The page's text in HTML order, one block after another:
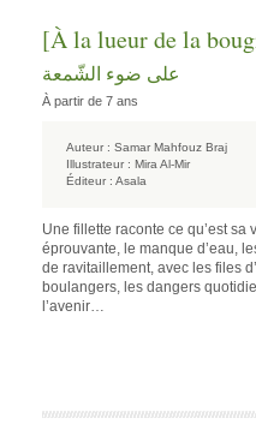
[À la lueur de la
على ضوء الشّمعة
À partir de 7 ans
Auteur : Samar Mahfouz Braj
Illustrateur : Mira Al-Mir
Éditeur : Asala
Une fillette raconte ce qu’est
éprouvante, le manque d’eau,
de ravitaillement, avec les files
boulangers, les dangers
l’avenir…